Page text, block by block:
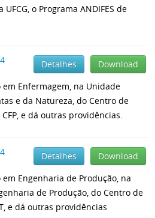
o Programa ANDIFES de
Download
Detalhes
Enfermagem, na Unidade
e da Natureza, do Centro de
e dá outras providências.
Download
Detalhes
Engenharia de Produção, na
de Produção, do Centro de
e dá outras providências